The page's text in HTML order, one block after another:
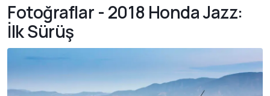
Fotoğraflar - 2018 Honda Jazz:
İlk Sürüş